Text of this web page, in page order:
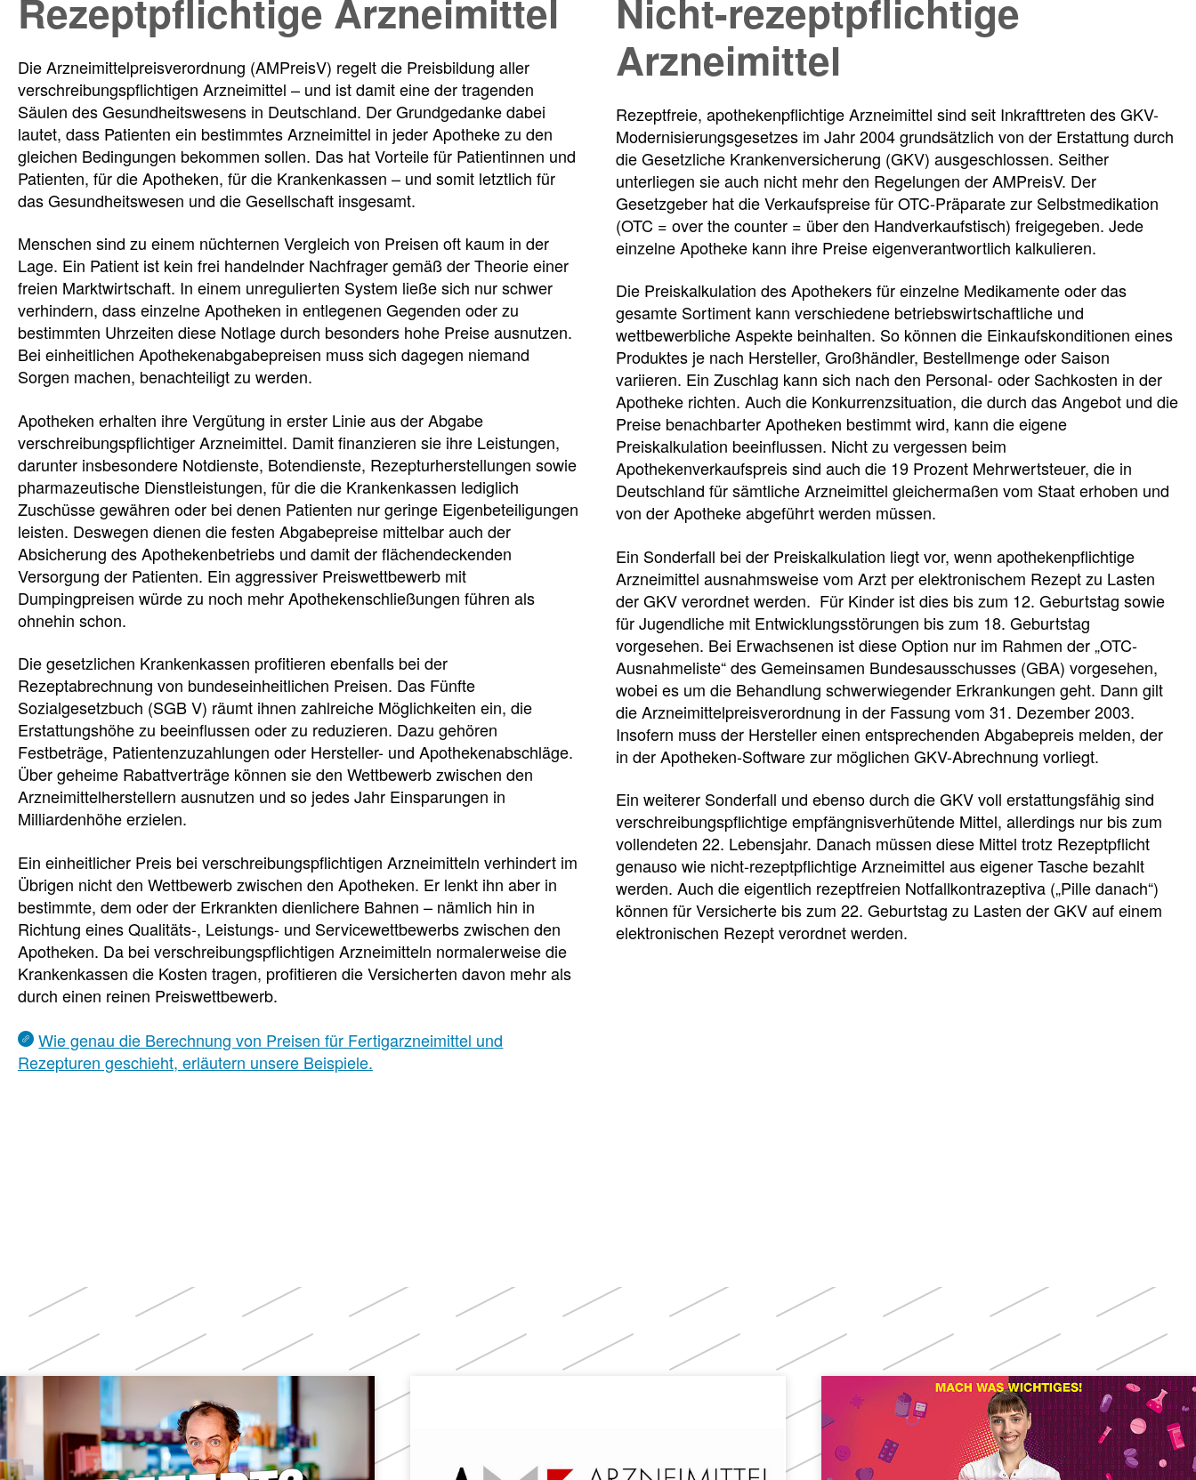
Rezeptpflichtige Arzneimittel
Die Arzneimittelpreisverordnung (AMPreisV) regelt die Preisbildung aller
verschreibungspflichtigen Arzneimittel – und ist damit eine der tragenden
Säulen des Gesundheitswesens in Deutschland. Der Grundgedanke dabei
lautet, dass Patienten ein bestimmtes Arzneimittel in jeder Apotheke zu den
gleichen Bedingungen bekommen sollen. Das hat Vorteile für Patientinnen und
Patienten, für die Apotheken, für die Krankenkassen – und somit letztlich für
das Gesundheitswesen und die Gesellschaft insgesamt.
Menschen sind zu einem nüchternen Vergleich von Preisen oft kaum in der
Lage. Ein Patient ist kein frei handelnder Nachfrager gemäß der Theorie einer
freien Marktwirtschaft. In einem unregulierten System ließe sich nur schwer
verhindern, dass einzelne Apotheken in entlegenen Gegenden oder zu
bestimmten Uhrzeiten diese Notlage durch besonders hohe Preise ausnutzen.
Bei einheitlichen Apothekenabgabepreisen muss sich dagegen niemand
Sorgen machen, benachteiligt zu werden.
Apotheken erhalten ihre Vergütung in erster Linie aus der Abgabe
verschreibungspflichtiger Arzneimittel. Damit finanzieren sie ihre Leistungen,
darunter insbesondere Notdienste, Botendienste, Rezepturherstellungen sowie
pharmazeutische Dienstleistungen, für die die Krankenkassen lediglich
Zuschüsse gewähren oder bei denen Patienten nur geringe Eigenbeteiligungen
leisten. Deswegen dienen die festen Abgabepreise mittelbar auch der
Absicherung des Apothekenbetriebs und damit der flächendeckenden
Versorgung der Patienten. Ein aggressiver Preiswettbewerb mit
Dumpingpreisen würde zu noch mehr Apothekenschließungen führen als
ohnehin schon.
Die gesetzlichen Krankenkassen profitieren ebenfalls bei der
Rezeptabrechnung von bundeseinheitlichen Preisen. Das Fünfte
Sozialgesetzbuch (SGB V) räumt ihnen zahlreiche Möglichkeiten ein, die
Erstattungshöhe zu beeinflussen oder zu reduzieren. Dazu gehören
Festbeträge, Patientenzuzahlungen oder Hersteller- und Apothekenabschläge.
Über geheime Rabattverträge können sie den Wettbewerb zwischen den
Arzneimittelherstellern ausnutzen und so jedes Jahr Einsparungen in
Milliardenhöhe erzielen.
Ein einheitlicher Preis bei verschreibungspflichtigen Arzneimitteln verhindert im
Übrigen nicht den Wettbewerb zwischen den Apotheken. Er lenkt ihn aber in
bestimmte, dem oder der Erkrankten dienlichere Bahnen – nämlich hin in
Richtung eines Qualitäts-, Leistungs- und Servicewettbewerbs zwischen den
Apotheken. Da bei verschreibungspflichtigen Arzneimitteln normalerweise die
Krankenkassen die Kosten tragen, profitieren die Versicherten davon mehr als
durch einen reinen Preiswettbewerb.
Wie genau die Berechnung von Preisen für Fertigarzneimittel und
Rezepturen geschieht, erläutern unsere Beispiele.
Nicht-rezeptpflichtige
Arzneimittel
Rezeptfreie, apothekenpflichtige Arzneimittel sind seit Inkrafttreten des GKV-
Modernisierungsgesetzes im Jahr 2004 grundsätzlich von der Erstattung durch
die Gesetzliche Krankenversicherung (GKV) ausgeschlossen. Seither
unterliegen sie auch nicht mehr den Regelungen der AMPreisV. Der
Gesetzgeber hat die Verkaufspreise für OTC-Präparate zur Selbstmedikation
(OTC = over the counter = über den Handverkaufstisch) freigegeben. Jede
einzelne Apotheke kann ihre Preise eigenverantwortlich kalkulieren.
Die Preiskalkulation des Apothekers für einzelne Medikamente oder das
gesamte Sortiment kann verschiedene betriebswirtschaftliche und
wettbewerbliche Aspekte beinhalten. So können die Einkaufskonditionen eines
Produktes je nach Hersteller, Großhändler, Bestellmenge oder Saison
variieren. Ein Zuschlag kann sich nach den Personal- oder Sachkosten in der
Apotheke richten. Auch die Konkurrenzsituation, die durch das Angebot und die
Preise benachbarter Apotheken bestimmt wird, kann die eigene
Preiskalkulation beeinflussen. Nicht zu vergessen beim
Apothekenverkaufspreis sind auch die 19 Prozent Mehrwertsteuer, die in
Deutschland für sämtliche Arzneimittel gleichermaßen vom Staat erhoben und
von der Apotheke abgeführt werden müssen.
Ein Sonderfall bei der Preiskalkulation liegt vor, wenn apothekenpflichtige
Arzneimittel ausnahmsweise vom Arzt per elektronischem Rezept zu Lasten
der GKV verordnet werden. Für Kinder ist dies bis zum 12. Geburtstag sowie
für Jugendliche mit Entwicklungsstörungen bis zum 18. Geburtstag
vorgesehen. Bei Erwachsenen ist diese Option nur im Rahmen der „OTC-
Ausnahmeliste“ des Gemeinsamen Bundesausschusses (GBA) vorgesehen,
wobei es um die Behandlung schwerwiegender Erkrankungen geht. Dann gilt
die Arzneimittelpreisverordnung in der Fassung vom 31. Dezember 2003.
Insofern muss der Hersteller einen entsprechenden Abgabepreis melden, der
in der Apotheken-Software zur möglichen GKV-Abrechnung vorliegt.
Ein weiterer Sonderfall und ebenso durch die GKV voll erstattungsfähig sind
verschreibungspflichtige empfängnisverhütende Mittel, allerdings nur bis zum
vollendeten 22. Lebensjahr. Danach müssen diese Mittel trotz Rezeptpflicht
genauso wie nicht-rezeptpflichtige Arzneimittel aus eigener Tasche bezahlt
werden. Auch die eigentlich rezeptfreien Notfallkontrazeptiva („Pille danach“)
können für Versicherte bis zum 22. Geburtstag zu Lasten der GKV auf einem
elektronischen Rezept verordnet werden.
f
Tauchen
direkt
ein
Leitlinien
Leitlinien
Arbeitshilfen
der
Bundesapothekerkammer
Pharmazeutische
Dienstleistungen
Apothekenteams
können
sich
Themenseiten
über
die
vereinbarten
pharmazeutischen
Dienstleistungen
und
die
Rahmenbedingungen
informieren.
Meldung zum
Apothekenverzeichnis
und Beitrittserklärung
zum Rahmenvertrag
Hier
finden
Sie
Berichtsbogen-
Formulare der
Arzneimittelkommission
Meldung
von
unerwünschten
Arzneimittelwirkungen
und
Qualitätsmängeln
AMK-
Nachrichten
der
Institutionen,
Behörden
und
Hersteller
Arbeitsschutz
Informationen
zum
in
der
Apotheke
FAQ
Weitere
Themen